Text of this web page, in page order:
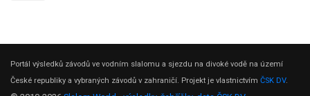
Portál výsledků závodů ve vodním slalomu a sjezdu na divoké vodě na území
České republiky a vybraných závodů v zahraničí. Projekt je vlastnictvím ČSK DV.